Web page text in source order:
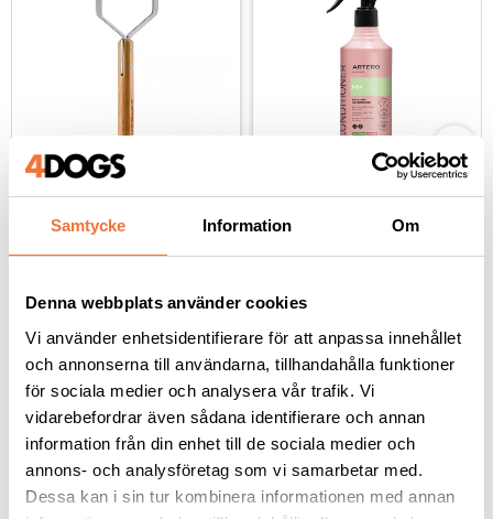
Samtycke Information Om
Denna webbplats använder cookies
Vi använder enhetsidentifierare för att anpassa innehållet
och annonserna till användarna, tillhandahålla funktioner
för sociala medier och analysera vår trafik. Vi
vidarebefordrar även sådana identifierare och annan
information från din enhet till de sociala medier och
annons- och analysföretag som vi samarbetar med.
Dessa kan i sin tur kombinera informationen med annan
Collection Supercoat
underullskarda -
dubbelsidig
11 blad / 21 blad
spraybalsam leave-in -
Med antistat-effekt, veganskt och fritt från parabener och sulfater
Senaste besökta produkter